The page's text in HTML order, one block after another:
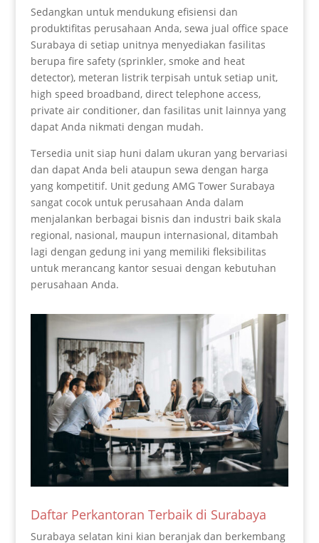
Sedangkan untuk mendukung efisiensi dan
produktifitas perusahaan Anda, sewa jual office space
Surabaya di setiap unitnya menyediakan fasilitas
berupa fire safety (sprinkler, smoke and heat
detector), meteran listrik terpisah untuk setiap unit,
high speed broadband, direct telephone access,
private air conditioner, dan fasilitas unit lainnya yang
dapat Anda nikmati dengan mudah.
Tersedia unit siap huni dalam ukuran yang bervariasi
dan dapat Anda beli ataupun sewa dengan harga
yang kompetitif. Unit gedung AMG Tower Surabaya
sangat cocok untuk perusahaan Anda dalam
menjalankan berbagai bisnis dan industri baik skala
regional, nasional, maupun internasional, ditambah
lagi dengan gedung ini yang memiliki fleksibilitas
untuk merancang kantor sesuai dengan kebutuhan
perusahaan Anda.
Daftar Perkantoran Terbaik di Surabaya
Surabaya selatan kini kian beranjak dan berkembang